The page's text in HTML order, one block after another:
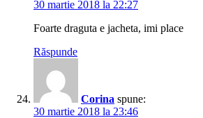
30 martie 2018 la 22:27
Foarte draguta e jacheta, imi place
Răspunde
Corina spune:
30 martie 2018 la 23:46